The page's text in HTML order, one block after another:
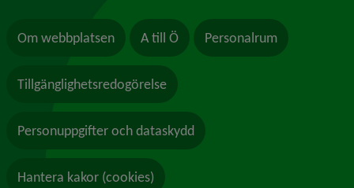
Om webbplatsen A till Ö Personalrum
Tillgänglighetsredogörelse
Personuppgifter och dataskydd
Hantera kakor (cookies)